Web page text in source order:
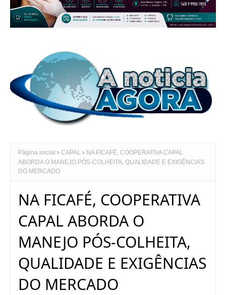
Página inicial CAPAL
NA FICAFÉ, COOPERATIVA CAPAL
ABORDA O MANEJO PÓS-COLHEITA, QUALIDADE E EXIGÊNCIAS
DO MERCADO
NA FICAFÉ, COOPERATIVA
CAPAL ABORDA O
MANEJO PÓS-COLHEITA,
QUALIDADE E EXIGÊNCIAS
DO MERCADO